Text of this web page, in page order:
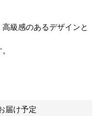
級感のあるデザインと
届け予定